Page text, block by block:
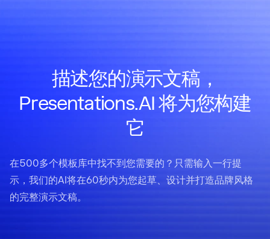
描述您的演示文稿，
Presentations.AI 将为您构建
它
在500多个模板库中找不到您需要的？只需输入一行提
示，我们的AI将在60秒内为您起草、设计并打造品牌风格
的完整演示文稿。